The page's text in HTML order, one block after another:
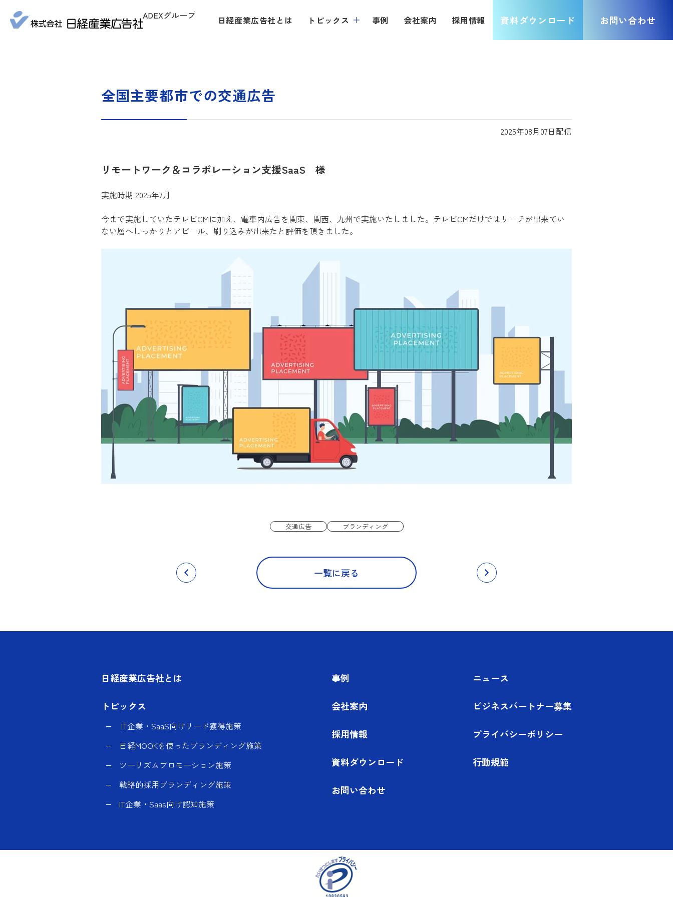
ADEXグループ 日経産業広告社とは トピックス 事例 会社案内 採用​情報 資料ダウンロード お問い合わせ
全国主要都市での交通広告
2025年08月07日配信
リモートワーク＆コラボレーション支援SaaS 様
実施時期 2025年7月
今まで実施していたテレビCMに加え、電車内広告を関東、関西、九州で実施いたしました。テレビCMだけではリーチが出来てい
ない層へしっかりとアピール、刷り込みが出来たと評価を頂きました。
交通広告 ブランディング
一覧に戻る
日経産業広告社とは
トピックス
IT企業・SaaS向けリード獲得施策
日経MOOKを使ったブランディング施策
ツーリズムプロモーション施策
戦略的採用ブランディング施策
IT企業・Saas向け認知施策
事例
会社案内
採用情報
資料ダウンロード
お問い合わせ
ニュース
ビジネスパートナー募集
プライバシーポリシー
行動規範